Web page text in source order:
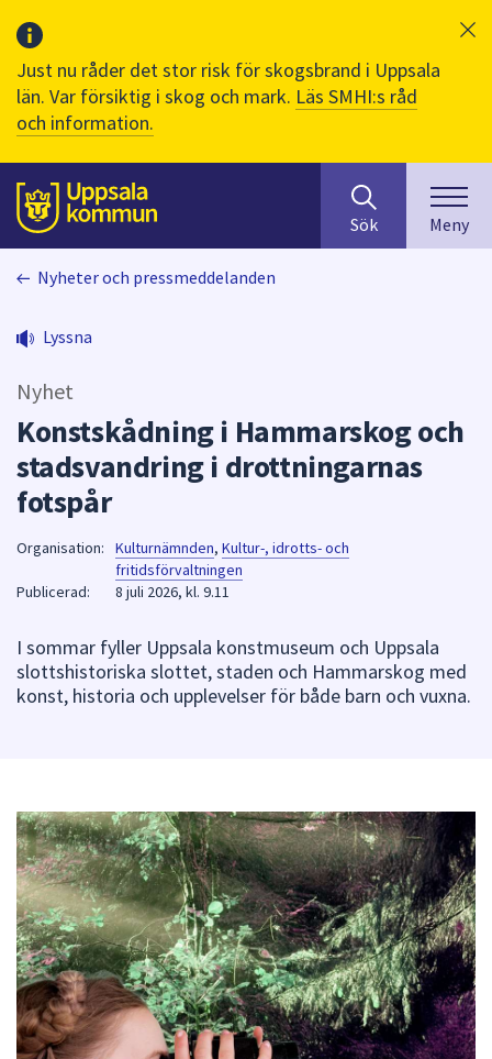
Just nu råder det stor risk för skogsbrand i Uppsala
län. Var försiktig i skog och mark. Läs SMHI:s råd
och information.
Till sidans
huvudinnehåll
efter
innehåll
på
sökfältet
kommer
sökförslag
presenteras
piltangenterna
för
att
och
enter
för
att
välja
något
av
dem.
Sök Meny
Nyheter och pressmeddelanden
Lyssna
Nyhet
Konstskådning i Hammarskog och
stadsvandring i drottningarnas
fotspår
Organisation: Kulturnämnden, Kultur-, idrotts- och
fritidsförvaltningen
Publicerad:
8 juli 2026, kl. 9.11
I sommar fyller Uppsala konstmuseum och Uppsala
slottshistoriska slottet, staden och Hammarskog med
konst, historia och upplevelser för både barn och vuxna.